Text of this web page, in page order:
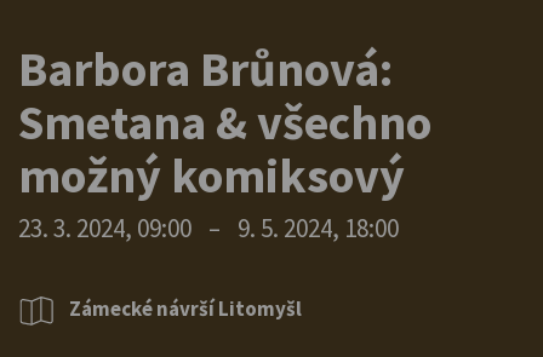
Barbora Brůnová:
Smetana & všechno
možný komiksový
23. 3. 2024, 09:00 – 9. 5. 2024, 18:00
Zámecké návrší Litomyšl